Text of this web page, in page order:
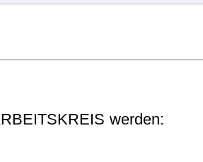
werden: